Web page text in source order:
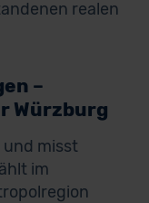
realen
–
Würzburg
misst
im